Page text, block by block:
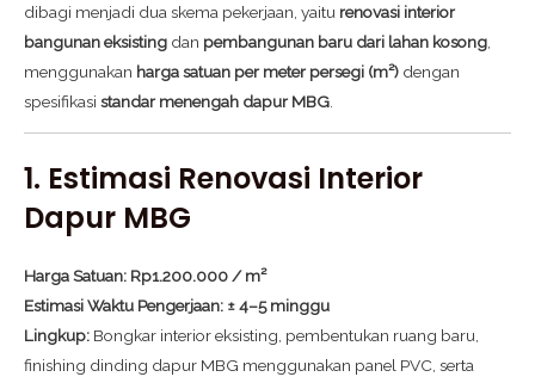
dibagi menjadi dua skema pekerjaan, yaitu renovasi interior
bangunan eksisting dan pembangunan baru dari lahan kosong
menggunakan harga satuan per meter persegi (m²) dengan
spesifikasi standar menengah dapur MBG
1. Estimasi Renovasi Interior
Dapur MBG
Harga Satuan: Rp1.200.000 / m²
Estimasi Waktu Pengerjaan: ± 4–5 minggu
Lingkup: Bongkar interior eksisting, pembentukan ruang baru,
finishing dinding dapur MBG menggunakan panel PVC, serta